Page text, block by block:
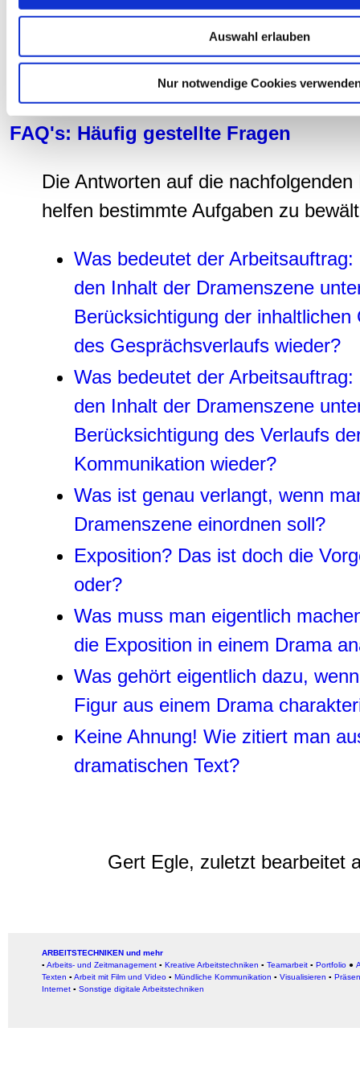
Auswahl erlauben
Nur notwendige Cookies
Ein Tableau erstellen
So zitiert man aus einem
FAQ's: Häufig gestellte Fragen
Die Antworten auf die
helfen bestimmte Aufgaben zu
Was bedeutet der Arbeitsauftrag:
den Inhalt der Dramenszene
Berücksichtigung der inhaltlichen
des Gesprächsverlaufs wieder?
Was bedeutet der Arbeitsauftrag:
den Inhalt der Dramenszene
Berücksichtigung des Verlaufs
Kommunikation wieder?
Was ist genau verlangt, wenn
Dramenszene einordnen soll?
Exposition? Das ist doch die
oder?
Was muss man eigentlich
die Exposition in einem Drama
Was gehört eigentlich dazu,
Figur aus einem Drama
Keine Ahnung! Wie zitiert man
dramatischen Text?
Gert Egle, zuletzt bearbeitet
ARBEITSTECHNIKEN und mehr
▪ Arbeits- und Zeitmanagement ▪ Kreative Arbeitstechniken ▪ Teamarbeit ▪ Portfolio ●
Texten ▪ Arbeit mit Film und Video ▪ Mündliche Kommunikation ▪ Visualisieren ▪
Internet ▪ Sonstige digitale Arbeitstechniken